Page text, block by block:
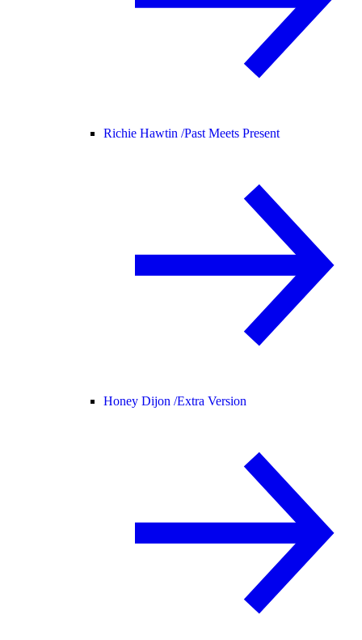
Richie Hawtin /Past Meets Present
Honey Dijon /Extra Version